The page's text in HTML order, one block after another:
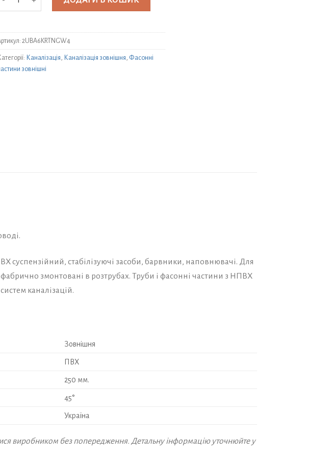
2UBA6KRTNGW4
Каналізація, Каналізація зовнішня, Фасонні
зовнішні
суспензійний, стабілізуючі засоби, барвники, наповнювачі. Для
змонтовані в розтрубах. Труби і фасонні частини з НПВХ
каналізацій.
Зовнішня
ПВХ
250 мм.
45°
Україна
виробником без попередження. Детальну інформацію уточнюйте у